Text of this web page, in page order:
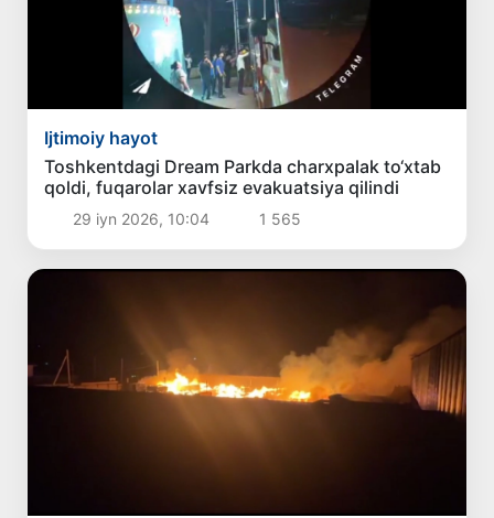
Ijtimoiy hayot
Toshkentdagi Dream Parkda charxpalak to‘xtab
qoldi, fuqarolar xavfsiz evakuatsiya qilindi
29 iyn 2026, 10:04 1 565